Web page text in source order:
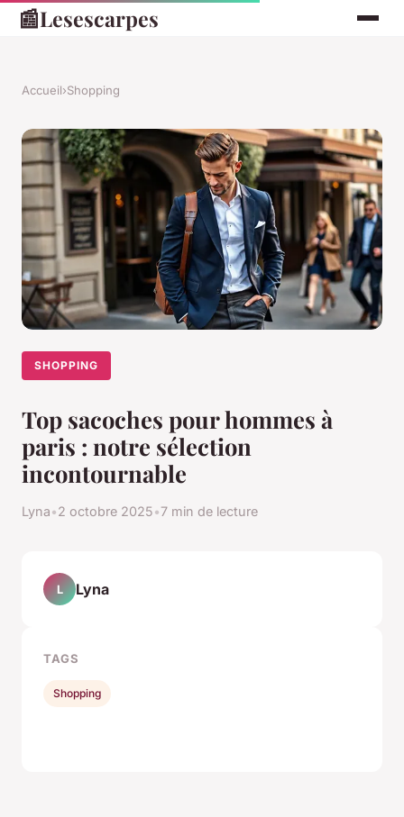
📰Lesescarpes
Accueil›Shopping
SHOPPING
Top sacoches pour hommes à
paris : notre sélection
incontournable
Lyna•2 octobre 2025•7 min de lecture
L Lyna
TAGS
Shopping